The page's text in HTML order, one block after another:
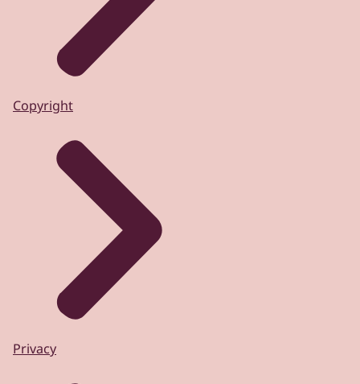
Copyright
Privacy